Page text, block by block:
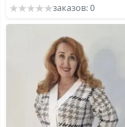
заказов: 0